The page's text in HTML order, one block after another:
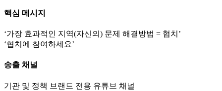
핵심 메시지
‘가장 효과적인 지역(자신의) 문제 해결방법 = 협치’
‘협치에 참여하세요’
송출 채널
기관 및 정책 브랜드 전용 유튜브 채널